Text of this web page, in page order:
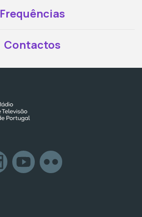
Frequências
Contactos